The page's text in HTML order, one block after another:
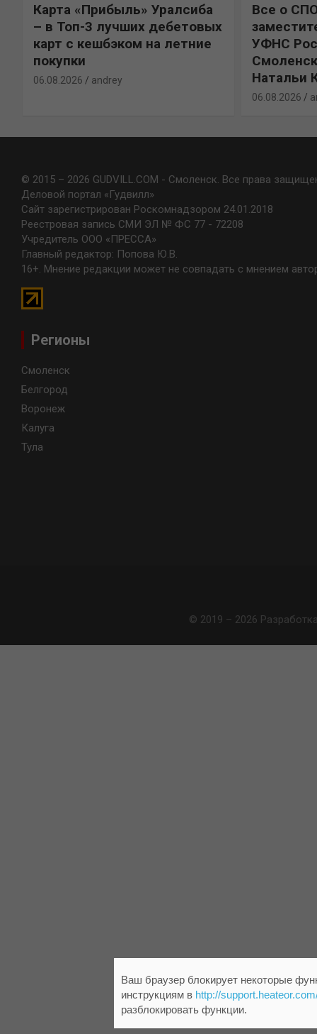
Карта «Прибыль» Уралсиба
– в Топ-3 лучших дебетовых
карт с кешбэком на летние
покупки
06.08.2026 andrey
Все о
УФНС
Натальи
06.08.2026
© 2015 – 2026 GUDVILL.COM - Смоленск. Все права
Деловой портал «Гудвилл»
Сайт зарегистрирован Роскомнадзором 24.01.2018
Реестровая запись СМИ ЭЛ № ФС 77 - 72208
Учредитель ООО «ПРЕССА»
Главный редактор: Попова Ю.В.
16+. Мнение редакции может не совпадать с мнением
Регионы
Смоленск
Белгород
Воронеж
Калуга
Тула
© 2019 – 2026
Ваш браузер блокирует некоторые
инструкциям в http://
разблокировать функции.